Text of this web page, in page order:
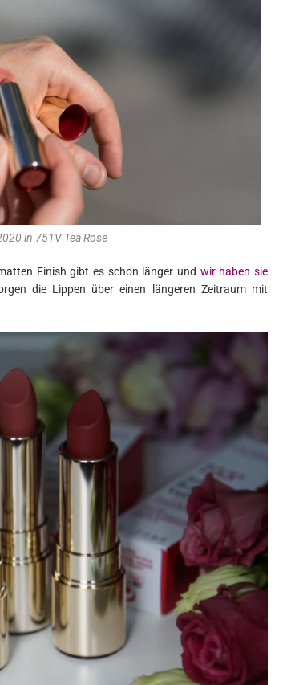
in 751V Tea Rose
Finish gibt es schon länger und wir haben sie
die Lippen über einen längeren Zeitraum mit